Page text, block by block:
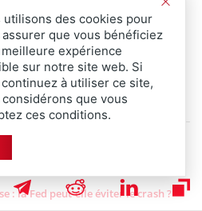
crypto. Dans tous les cas, il prouve
été aussi vivante, et tant que
jouer le jeu, des projets comme
Bitcoin Hyper
pour la rentrée
: la Fed peut-elle éviter le crash ?
utilisons des cookies pour
assurer que vous bénéficiez
expérience
sur notre site web. Si
à utiliser ce site,
considérons que vous
ces conditions.